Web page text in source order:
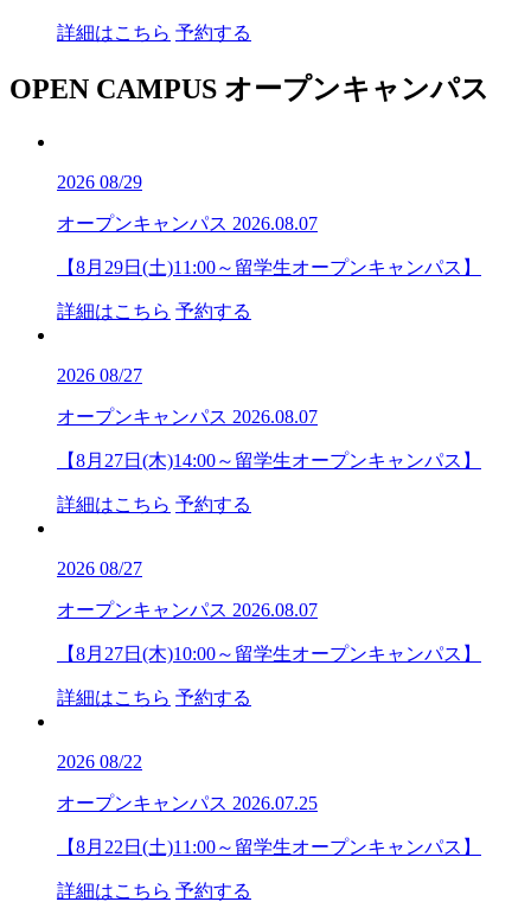
詳細はこちら 予約する
OPEN CAMPUS オープンキャンパス
2026 08/29
オープンキャンパス 2026.08.07
【8月29日(土)11:00～留学生オープンキャンパス】
詳細はこちら 予約する
2026 08/27
オープンキャンパス 2026.08.07
【8月27日(木)14:00～留学生オープンキャンパス】
詳細はこちら 予約する
2026 08/27
オープンキャンパス 2026.08.07
【8月27日(木)10:00～留学生オープンキャンパス】
詳細はこちら 予約する
2026 08/22
オープンキャンパス 2026.07.25
【8月22日(土)11:00～留学生オープンキャンパス】
詳細はこちら 予約する